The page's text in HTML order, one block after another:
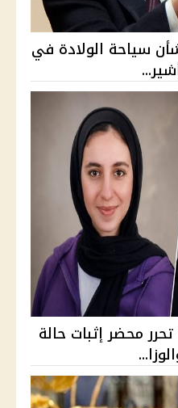
سياحة الولادة في
تحرر محضر إثبات حالة